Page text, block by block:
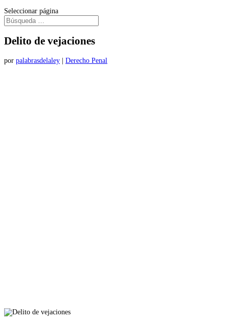
Seleccionar página
Delito de vejaciones
por palabrasdelaley Derecho Penal